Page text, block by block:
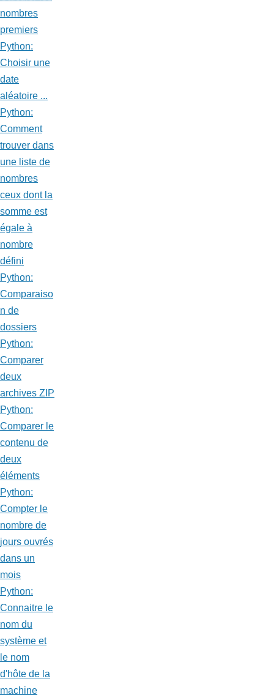
nombres
premiers
Python:
Choisir une
date
aléatoire ...
Python:
Comment
trouver dans
une liste de
nombres
ceux dont la
somme est
égale à
nombre
défini
Python:
Comparaiso
n de
dossiers
Python:
Comparer
deux
archives ZIP
Python:
Comparer le
contenu de
deux
éléments
Python:
Compter le
nombre de
jours ouvrés
dans un
mois
Python:
Connaitre le
nom du
système et
le nom
d'hôte de la
machine